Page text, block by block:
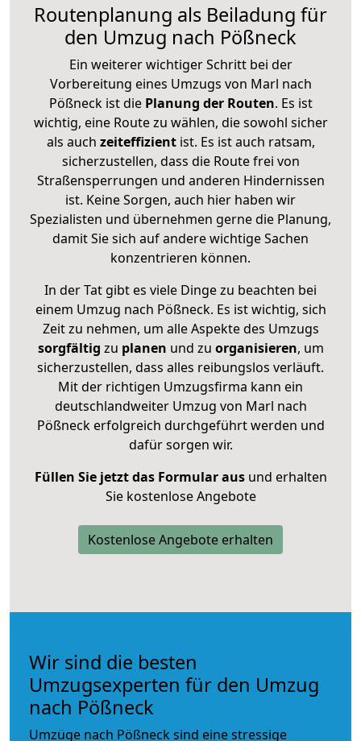
Routenplanung als Beiladung für
den Umzug nach Pößneck
Ein weiterer wichtiger Schritt bei der
Vorbereitung eines Umzugs von Marl nach
Pößneck ist diePlanung der Routen. Es ist
wichtig, eine Route zu wählen, die sowohl sicher
als auch zeiteffizientist. Es ist auch ratsam,
sicherzustellen, dass die Route frei von
Straßensperrungen und anderen Hindernissen
ist. Keine Sorgen, auch hier haben wir
Spezialisten und übernehmen gerne die Planung,
damit Sie sich auf andere wichtige Sachen
konzentrieren können.
In der Tat gibt es viele Dinge zu beachten bei
einem Umzug nach Pößneck. Es ist wichtig, sich
Zeit zu nehmen, um alle Aspekte des Umzugs
sorgfältig zu planen und zu organisieren, um
sicherzustellen, dass alles reibungslos verläuft.
Mit der richtigen Umzugsfirma kann ein
deutschlandweiter Umzug von Marl nach
Pößneck erfolgreich durchgeführt werden und
dafür sorgen wir.
Füllen Sie jetzt das Formular ausund erhalten
Sie kostenlose Angebote
Kostenlose Angebote erhalten
Wir sind die besten
Umzugsexperten für den Umzug
nach Pößneck
Umzüge nach Pößneck sind eine stressige